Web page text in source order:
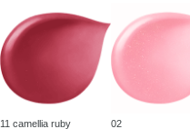
11 camellia ruby 02